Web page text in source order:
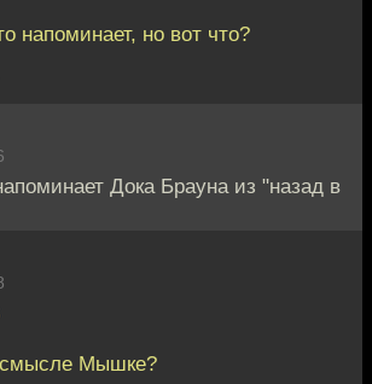
напоминает, но вот что?
Дока Брауна из "назад в
Мышке?